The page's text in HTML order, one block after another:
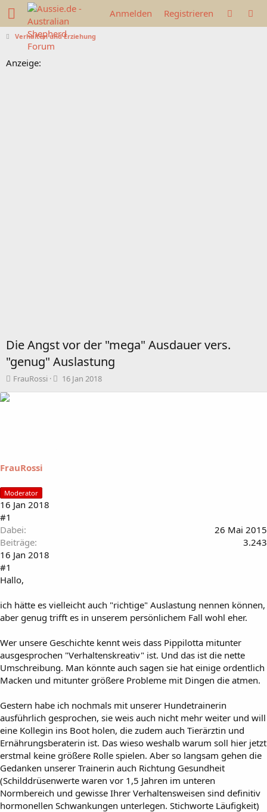
Anmelden Registrieren
Verhalten und Erziehung
Anzeige:
Die Angst vor der "mega" Ausdauer vers.
"genug" Auslastung
T
r
t
e
r
FrauRossi
B16 Jan 2018
FrauRossi
Moderator
16 Jan 2018
#1
Dabei
26 Mai 2015
Beiträge
3.243
16 Jan 2018
#1
Hallo,
ich hätte es vielleicht auch "richtige" Auslastung nennen können,
aber genug trifft es in unserem persönlichem Fall wohl eher.
Wer unsere Geschichte kennt weis dass Pippilotta mitunter
ausgesprochen "Verhaltenskreativ" ist. Und das ist die nette
Umschreibung. Man könnte auch sagen sie hat einige ordentlich
Macken und mitunter größere Probleme mit Dingen die atmen.
Gestern habe ich nochmals mit unserer Hundetrainerin
ausführlich gesprochen, sie weis auch nicht mehr weiter und will
eine Kollegin ins Boot holen, die zudem auch Tierärztin und
Ernährungsberaterin ist. Das wieso weshalb warum soll hier jetzt
erstmal keine größere Rolle spielen. Aber so langsam gehen die
Gedanken unserer Trainerin auch Richtung Gesundheit
(Schilddrüsenwerte waren vor 1,5 Jahren im unteren
Normbereich und gewisse Ihrer Verhaltensweisen sind definitiv
hormonellen Schwankungen unterlegen. Stichworte Läufigkeit)